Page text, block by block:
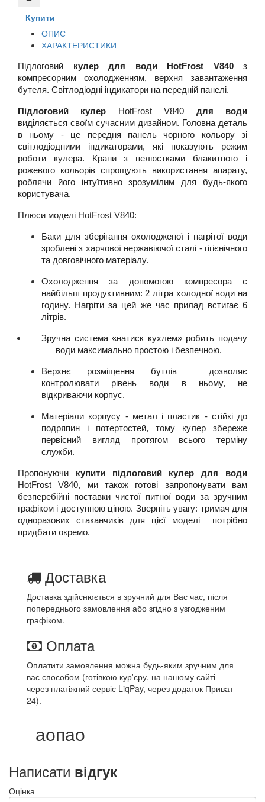
Купити
ОПИС
ХАРАКТЕРИСТИКИ
Підлоговий кулер для води HotFrost V840 з
компресорним охолодженням, верхня завантаження
бутеля. Світлодіодні індикатори на передній панелі.
Підлоговий кулер HotFrost V840 для води
виділяється своїм сучасним дизайном. Головна деталь
в ньому - це передня панель чорного кольору зі
світлодіодними індикаторами, які показують режим
роботи кулера. Крани з пелюстками блакитного і
рожевого кольорів спрощують використання апарату,
роблячи його інтуїтивно зрозумілим для будь-якого
користувача.
Плюси моделі HotFrost V840:
Баки для зберігання охолодженої і нагрітої води
зроблені з харчової нержавіючої сталі - гігієнічного
та довговічного матеріалу.
Охолодження за допомогою компресора є
найбільш продуктивним: 2 літра холодної води на
годину. Нагріти за цей же час прилад встигає 6
літрів.
Зручна система «натиск кухлем» робить подачу
води максимально простою і безпечною.
Верхнє розміщення бутлів  дозволяє
контролювати рівень води в ньому, не
відкриваючи корпус.
Матеріали корпусу - метал і пластик - стійкі до
подряпин і потертостей, тому кулер збереже
первісний вигляд протягом всього терміну
служби.
Пропонуючи купити підлоговий кулер для води
HotFrost V840, ми також готові запропонувати вам
безперебійні поставки чистої питної води за зручним
графіком і доступною ціною. Зверніть увагу: тримач для
одноразових стаканчиків для цієї моделі  потрібно
придбати окремо.
Доставка
Доставка здійснюється в зручний для Вас час, після
попереднього замовлення або згідно з узгодженим
графіком.
Оплата
Оплатити замовлення можна будь-яким зручним для
вас способом (готівкою кур'єру, на нашому сайті
через платіжний сервіс LiqPay, через додаток Приват
24).
аопао
Написати відгук
Оцінка